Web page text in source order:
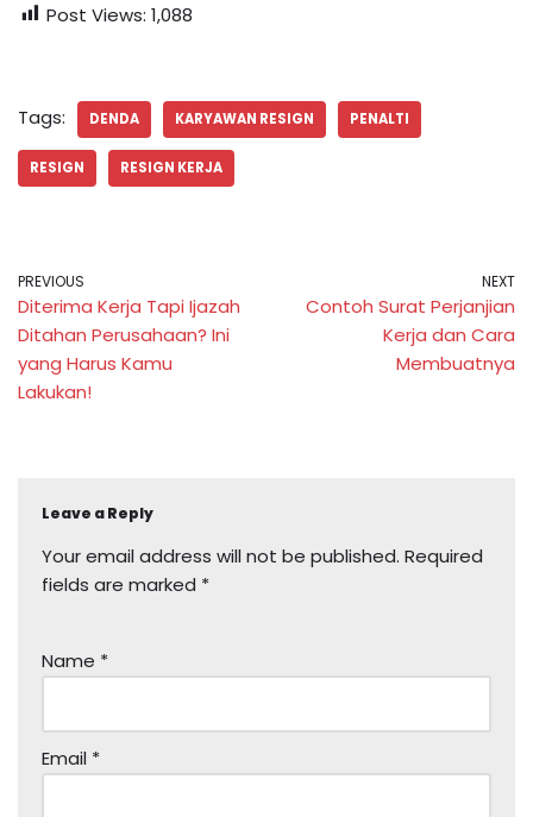
Post Views: 1,088
Tags: DENDA KARYAWAN RESIGN PENALTI
RESIGN RESIGN KERJA
PREVIOUS
Diterima Kerja Tapi Ijazah
Ditahan Perusahaan? Ini
yang Harus Kamu
Lakukan!
NEXT
Contoh Surat Perjanjian
Kerja dan Cara
Membuatnya
Leave a Reply
Your email address will not be published. Required
fields are marked *
Name *
Email *